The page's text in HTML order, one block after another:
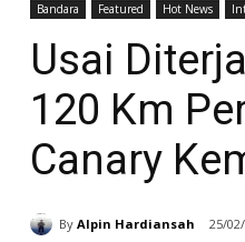
Bandara Featured Hot News
Usai
120 Km
Canary
By Alpin Hardiansah 25/